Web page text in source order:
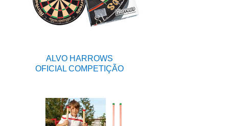
ALVO HARROWS
OFICIAL COMPETIÇÃO